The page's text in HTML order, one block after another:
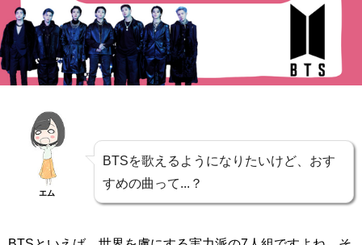
エム
BTSを歌えるようになりたいけど、おす
すめの曲って...？